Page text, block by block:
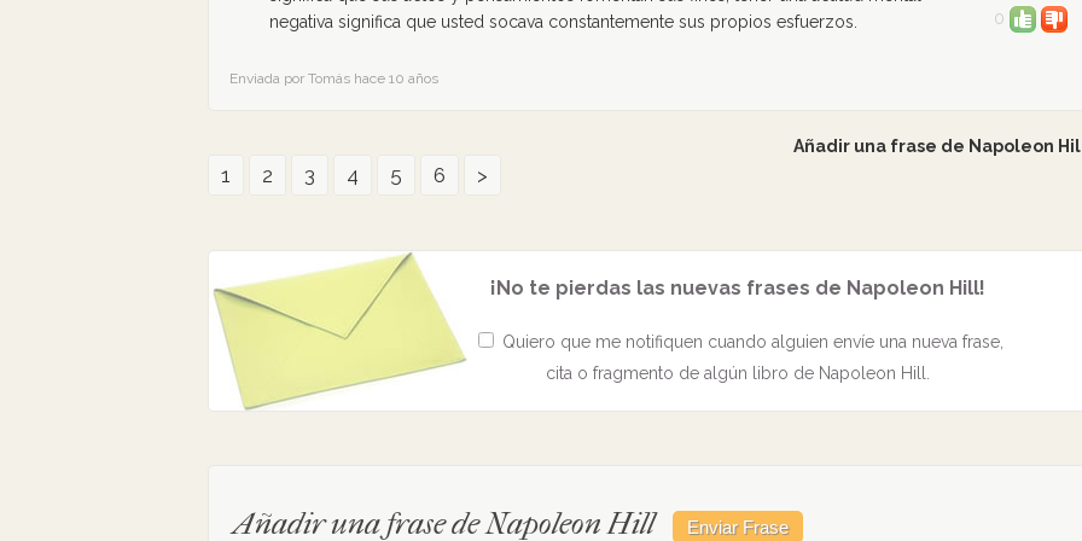
negativa significa que usted socava constantemente sus propios esfuerzos.
0
Enviada por Tomás hace 10 años
Añadir una frase de Napoleon
1 2 3 4 5 6 >
¡No te pierdas las nuevas frases de Napoleon Hill!
Quiero que me notifiquen cuando alguien envíe una nueva frase,
cita o fragmento de algún libro de Napoleon Hill.
Añadir una frase de Napoleon Hill